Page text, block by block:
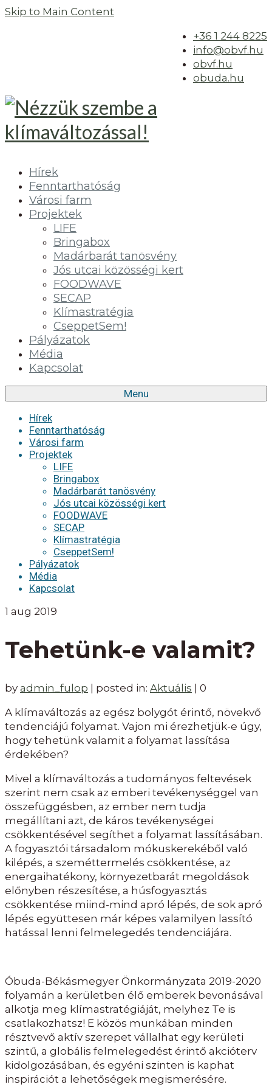
Skip to Main Content
+36 1 244 8225
info@obvf.hu
obvf.hu
obuda.hu
Hírek
Fenntarthatóság
Városi farm
Projektek
LIFE
Bringabox
Madárbarát tanösvény
Jós utcai közösségi kert
FOODWAVE
SECAP
Klímastratégia
CseppetSem!
Pályázatok
Média
Kapcsolat
Menu
Hírek
Fenntarthatóság
Városi farm
Projektek
LIFE
Bringabox
Madárbarát tanösvény
Jós utcai közösségi kert
FOODWAVE
SECAP
Klímastratégia
CseppetSem!
Pályázatok
Média
Kapcsolat
1 aug 2019
Tehetünk-e valamit?
by admin_fulop posted in: Aktuális
0
A klímaváltozás az egész bolygót érintő, növekvő
tendenciájú folyamat. Vajon mi érezhetjük-e úgy,
hogy tehetünk valamit a folyamat lassítása
érdekében?
Mivel a klímaváltozás a tudományos feltevések
szerint nem csak az emberi tevékenységgel van
összefüggésben, az ember nem tudja
megállítani azt, de káros tevékenységei
csökkentésével segíthet a folyamat lassításában.
A fogyasztói társadalom mókuskerekéből való
kilépés, a szeméttermelés csökkentése, az
energaihatékony, környezetbarát megoldások
előnyben részesítése, a húsfogyasztás
csökkentése miind-mind apró lépés, de sok apró
lépés együttesen már képes valamilyen lassító
hatással lenni felmelegedés tendenciájára.
Óbuda-Békásmegyer Önkormányzata 2019-2020
folyamán a kerületben élő emberek bevonásával
alkotja meg klímastratégiáját, melyhez Te is
csatlakozhatsz! E közös munkában minden
résztvevő aktív szerepet vállalhat egy kerületi
szintű, a globális felmelegedést érintő akcióterv
kidolgozásában, és egyéni szinten is kaphat
inspirációt a lehetőségek megismerésére.